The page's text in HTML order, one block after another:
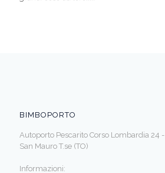
BIMBOPORTO
Autoporto Pescarito Corso Lombardia 24 -
San Mauro T.se (TO)
Informazioni: